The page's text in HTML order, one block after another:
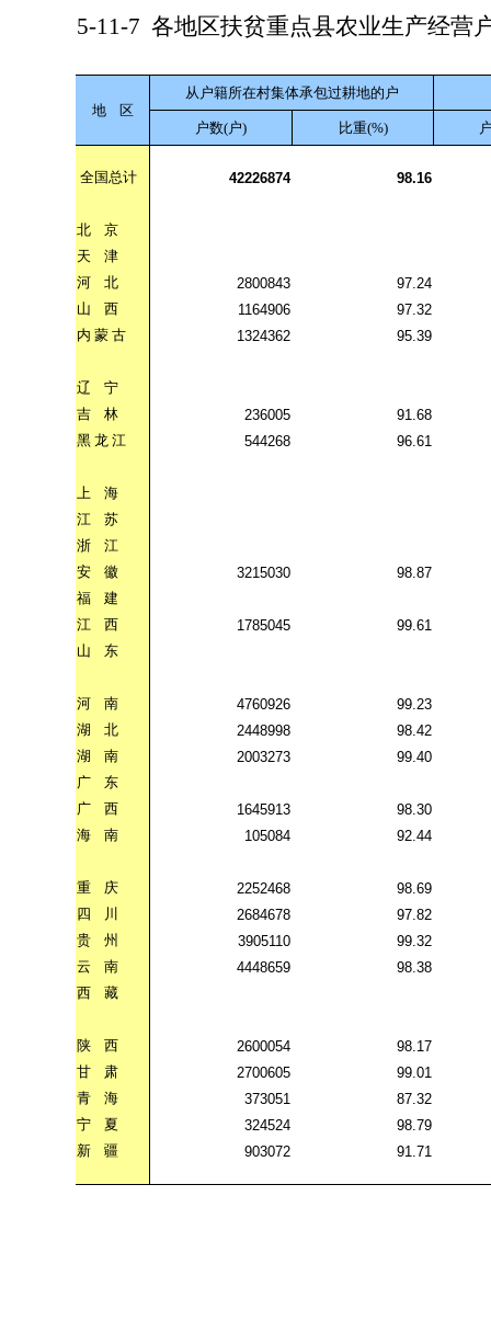
5-11-7 各地区扶贫重点县农业生产经营
地 区
从户籍所在村集体承包过耕地的户
户数(户) 比重(%)
全国总计 42226874 98.16
北
京
天
津
河
北 2800843
97.24
山
西 1164906
97.32
内 蒙 古 1324362 95.39
辽
宁
吉
林 236005
91.68
黑 龙 江 544268 96.61
上
海
江
苏
浙
江
安
徽 3215030
98.87
福
建
江
西 1785045
99.61
山
东
河 南 4760926
99.23
湖
北 2448998
98.42
湖
南 2003273
99.40
广
东
广
西 1645913
98.30
海
南 105084 92.44
重 庆 2252468
98.69
四
川 2684678
97.82
贵
州 3905110
99.32
云
南 4448659
98.38
西
藏
陕 西 2600054
98.17
甘
肃 2700605
99.01
青
海 373051
87.32
宁
夏 324524
98.79
新
疆 903072 91.71